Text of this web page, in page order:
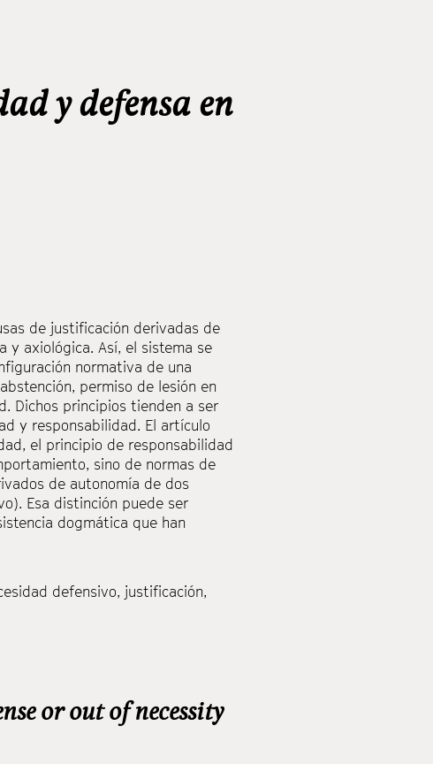
y defensa en
de justificación derivadas de
y axiológica. Así, el sistema se
normativa de una
permiso de lesión en
Dichos principios tienden a ser
y responsabilidad. El artículo
el principio de responsabilidad
sino de normas de
de autonomía de dos
Esa distinción puede ser
dogmática que han
defensivo, justificación,
or out of necessity